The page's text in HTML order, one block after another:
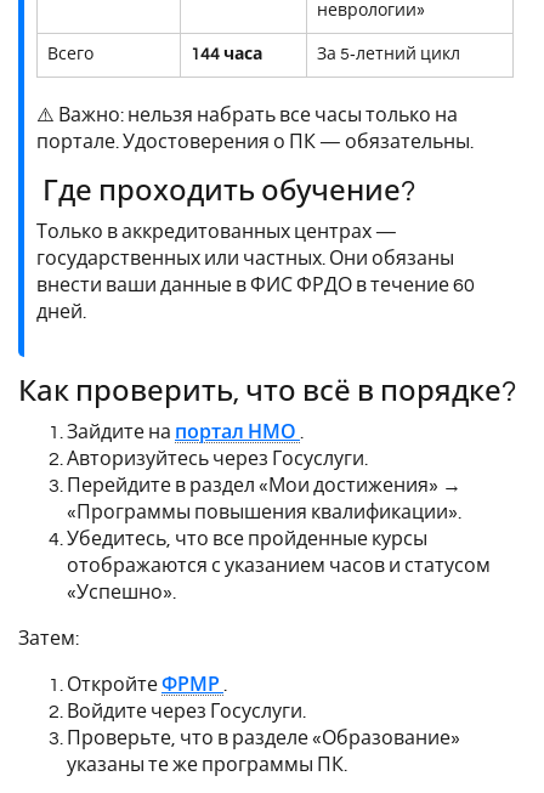
неврологии»
Всего 144 часа За 5‑летний цикл
⚠️ Важно: нельзя набрать все часы только на
портале. Удостоверения о ПК — обязательны.
Где проходить обучение?
Только в аккредитованных центрах —
государственных или частных. Они обязаны
внести ваши данные в ФИС ФРДО в течение 60
дней.
Как проверить, что всё в порядке?
Зайдите на портал НМО
Авторизуйтесь через Госуслуги.
Перейдите в раздел «Мои достижения» →
«Программы повышения квалификации».
Убедитесь, что все пройденные курсы
отображаются с указанием часов и статусом
«Успешно».
Затем:
ОткройтеФРМР
Войдите через Госуслуги.
Проверьте, что в разделе «Образование»
указаны те же программы ПК.